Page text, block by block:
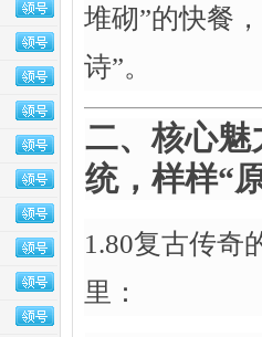
堆砌”的快餐
诗”。
二、核心魅
统，样样“
1.80复古传奇
里：